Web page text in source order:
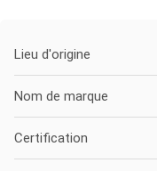
Lieu d'origine
Nom de marque
Certification